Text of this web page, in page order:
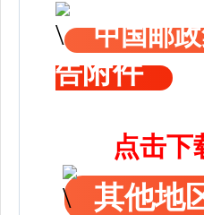
中国邮
告附件
点击下
其他地